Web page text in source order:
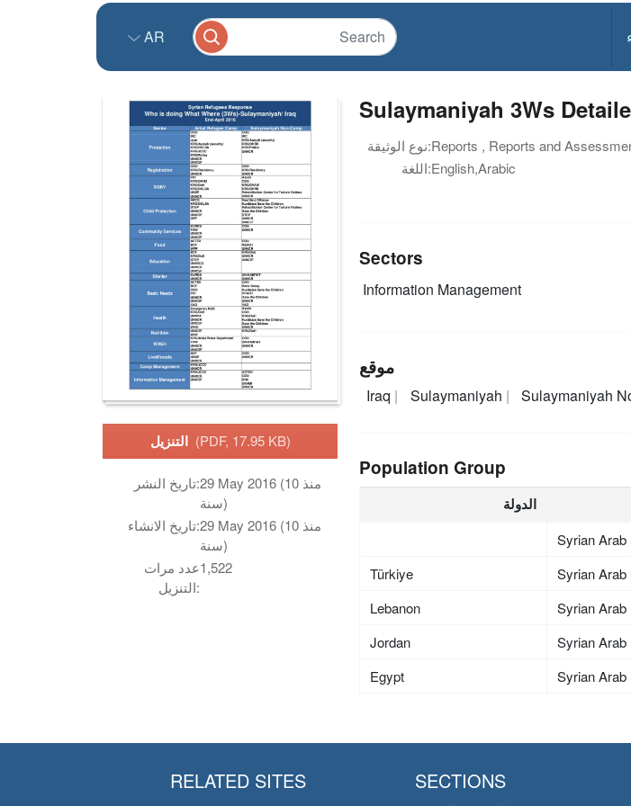
AR
التنزيل (PDF, 17.95 KB)
تاريخ النشر:29 May 2016 (منذ 10
سنة)
تاريخ الانشاء:29 May 2016 (منذ 10
سنة)
عدد مرات
التنزيل:
1,522
Sulaymaniyah 3Ws
نوع الوثيقة:Reports , Reports and
اللغة:English,Arabic
Sectors
Information Management
موقع
Iraq Sulaymaniyah Sulaymaniyah
Population Group
الدولة
Syrian Arab
Türkiye
Syrian Arab
Lebanon
Syrian Arab
Jordan
Syrian Arab
Egypt
Syrian Arab
SECTIONS
RELATED SITES